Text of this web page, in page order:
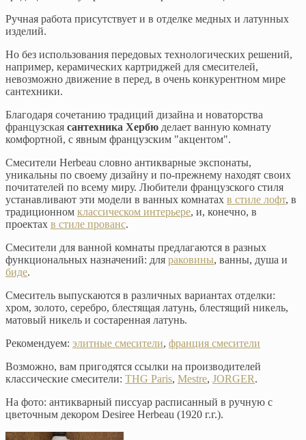
Ручная работа присутствует и в отделке медных и латунных
изделий.
Но без использования передовых технологических решений,
например, керамических картриджей для смесителей,
невозможно движение в перед, в очень конкурентном мире
сантехники.
Благодаря сочетанию традиций дизайна и новаторства
французская сантехника Хербю делает ванную комнату
комфортной, с явным французским "акцентом".
Смесители Herbeau словно антикварные экспонаты,
уникальны по своему дизайну и по-прежнему находят своих
почитателей по всему миру. Любители французского стиля
устанавливают эти модели в ванных комнатах в стиле лофт, в
традиционном классическом интерьере, и, конечно, в
проектах в стиле прованс.
Смесители для ванной комнаты предлагаются в разных
функциональных назначений: для раковины, ванны, душа и
биде.
Смеситель выпускаются в различных вариантах отделки:
хром, золото, серебро, блестящая латунь, блестящий никель,
матовый никель и состаренная латунь.
Рекомендуем: элитные смесители, франция смесители
Возможно, вам пригодятся ссылки на производителей
классические смесители: THG Paris, Mestre, JORGER.
На фото: антикварный писсуар расписанный в ручную с
цветочным декором Desiree Herbeau (1920 г.г.).